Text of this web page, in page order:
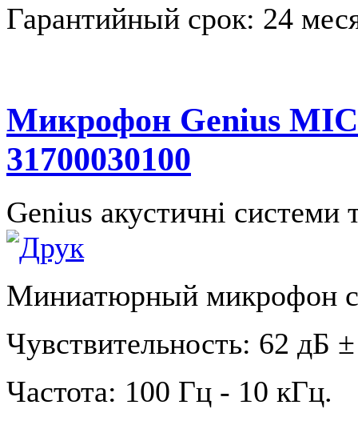
Гарантийный срок: 24
Микрофон Genius
31700030100
Genius акустичні системи
Миниатюрный микрофон
Чувствительность: 62 дБ
Частота: 100 Гц - 10 кГц.